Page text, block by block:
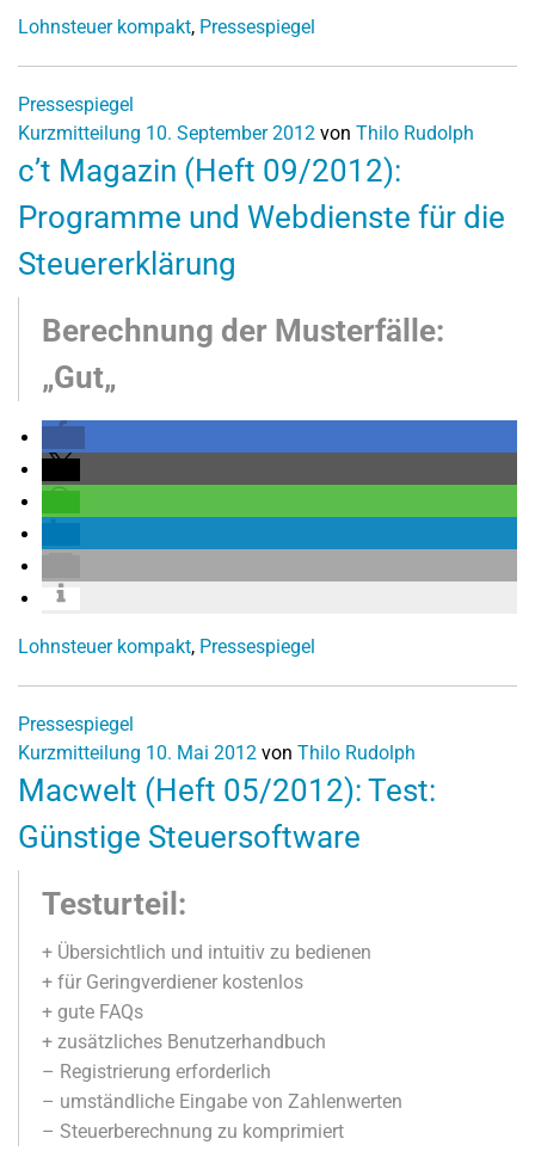
Lohnsteuer kompakt, Pressespiegel
Pressespiegel
Kurzmitteilung 10. September 2012 von Thilo Rudolph
c’t Magazin (Heft 09/2012):
Programme und Webdienste für die
Steuererklärung
Berechnung der Musterfälle:
„Gut„
Lohnsteuer kompakt, Pressespiegel
Pressespiegel
Kurzmitteilung 10. Mai 2012 von Thilo Rudolph
Macwelt (Heft 05/2012): Test:
Günstige Steuersoftware
Testurteil:
+ Übersichtlich und intuitiv zu bedienen
+ für Geringverdiener kostenlos
+ gute FAQs
+ zusätzliches Benutzerhandbuch
– Registrierung erforderlich
– umständliche Eingabe von Zahlenwerten
– Steuerberechnung zu komprimiert